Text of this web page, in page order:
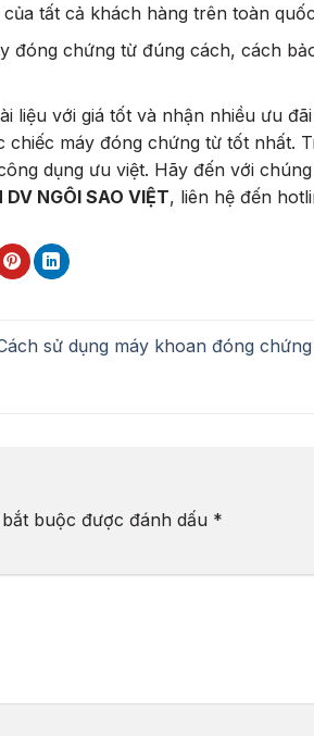
tất cả khách hàng trên toàn
đóng chứng từ đúng cách, cách
liệu với giá tốt và nhận nhiều ưu
chiếc máy đóng chứng từ tốt nhất.
dụng ưu việt. Hãy đến với
NGÔI SAO VIỆT, liên hệ đến
sử dụng máy khoan đóng
buộc được đánh dấu *